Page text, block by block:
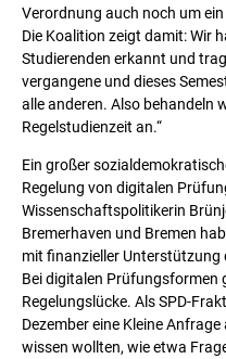
Verordnung auch noch um
Die Koalition zeigt damit: Wir
Studierenden erkannt und
vergangene und dieses
alle anderen. Also behandeln
Regelstudienzeit an.“
Ein großer
Regelung von digitalen
Wissenschaftspolitikerin
Bremerhaven und Bremen
mit finanzieller Unterstützung
Bei digitalen Prüfungsformen
Regelungslücke. Als SPD-
Dezember eine Kleine
wissen wollten, wie etwa